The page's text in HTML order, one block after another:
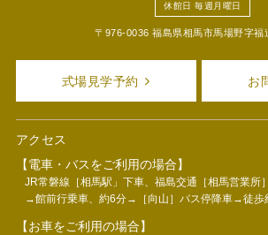
休館日 毎週月曜日
〒976-0036 福島県相馬市馬場野字福
式場見学予約 お
アクセス
【電車・バスをご利用の場合】
JR常磐線［相馬駅」下車、福島交通［相馬営業所
→館前行乗車、約6分→［向山］バス停降車→徒歩
【お車をご利用の場合】